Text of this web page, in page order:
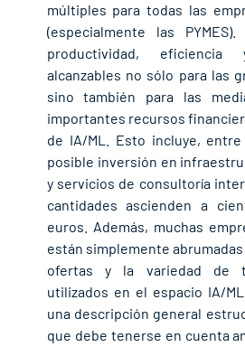
múltiples para todas las
(especialmente las
productividad,
alcanzables no sólo para las
sino también para las
importantes recursos
de IA/ML. Esto incluye,
posible inversión en
y servicios de consultoría
cantidades ascienden a
euros. Además, muchas
están simplemente
ofertas y la variedad de
utilizados en el espacio IA/
una descripción general
que debe tenerse en cuenta